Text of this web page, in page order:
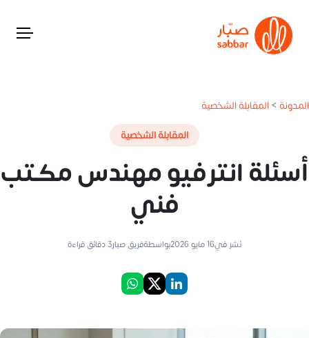
المدونة>المقابلة الشخصية
المقابلة الشخصية
أسئلة انترفيو مهندس مكتب
فني
نُشر في16 مايو 2026 بواسطةفريق صبار3دقائق قراءة